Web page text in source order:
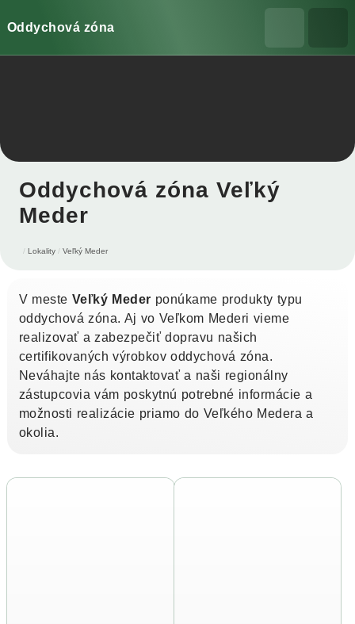
Oddychová zóna
Oddychová zóna Veľký
Meder
Lokality Veľký Meder
V meste Veľký Meder ponúkame produkty typu
oddychová zóna. Aj vo Veľkom Mederi vieme
realizovať a zabezpečiť dopravu našich
certifikovaných výrobkov oddychová zóna.
Neváhajte nás kontaktovať a naši regionálny
zástupcovia vám poskytnú potrebné informácie a
možnosti realizácie priamo do Veľkého Medera a
okolia.